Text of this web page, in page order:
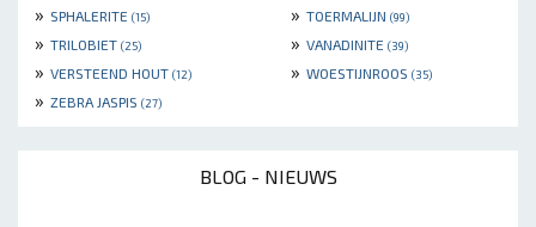
» SPHALERITE (15) » TOERMALIJN (99)
» TRILOBIET (25) » VANADINITE (39)
» VERSTEEND HOUT (12) » WOESTIJNROOS (35)
» ZEBRA JASPIS (27)
BLOG - NIEUWS